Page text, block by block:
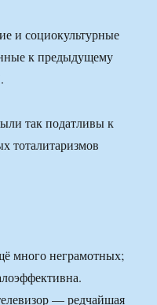
и социокультурные
к предыдущему
так податливы к
тоталитаризмов
много неграмотных;
— редчайшая